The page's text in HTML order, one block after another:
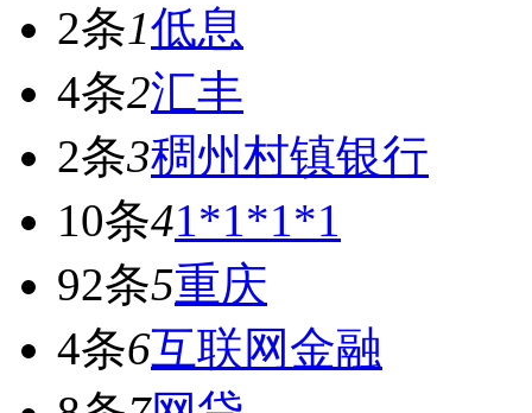
2条1低息
4条2汇丰
2条3稠州村镇银行
10条41*1*1*1
92条5重庆
4条6互联网金融